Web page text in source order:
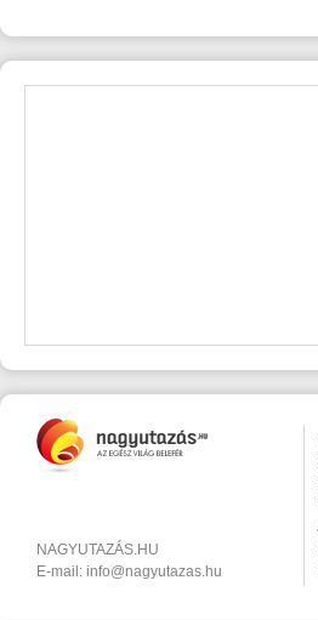
NAGYUTAZÁS.HU
E-mail: info@nagyutazas.hu